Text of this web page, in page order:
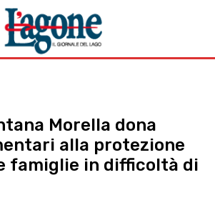
Morella dona
alla protezione
famiglie in difficoltà di